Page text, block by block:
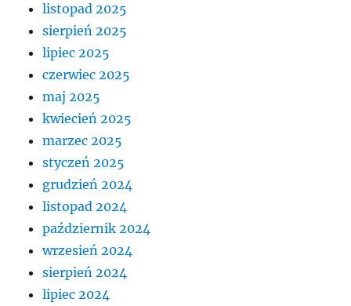
listopad 2025
sierpień 2025
lipiec 2025
czerwiec 2025
maj 2025
kwiecień 2025
marzec 2025
styczeń 2025
grudzień 2024
listopad 2024
październik 2024
wrzesień 2024
sierpień 2024
lipiec 2024